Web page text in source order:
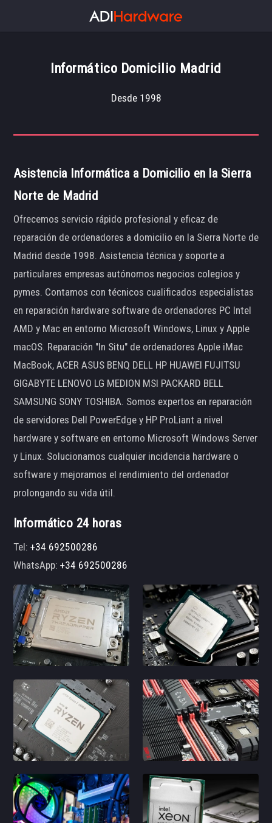
Informático Domicilio Madrid
Desde 1998
Asistencia Informática a Domicilio en la Sierra
Norte de Madrid
Ofrecemos servicio rápido profesional y eficaz de
reparación de ordenadores a domicilio en la Sierra Norte de
Madrid desde 1998. Asistencia técnica y soporte a
particulares empresas autónomos negocios colegios y
pymes. Contamos con técnicos cualificados especialistas
en reparación hardware software de ordenadores PC Intel
AMD y Mac en entorno Microsoft Windows, Linux y Apple
macOS. Reparación "In Situ" de ordenadores Apple iMac
MacBook, ACER ASUS BENQ DELL HP HUAWEI FUJITSU
GIGABYTE LENOVO LG MEDION MSI PACKARD BELL
SAMSUNG SONY TOSHIBA. Somos expertos en reparación
de servidores Dell PowerEdge y HP ProLiant a nivel
hardware y software en entorno Microsoft Windows Server
y Linux. Solucionamos cualquier incidencia hardware o
software y mejoramos el rendimiento del ordenador
prolongando su vida útil.
Informático 24 horas
Tel:+34 692500286
WhatsApp:+34 692500286